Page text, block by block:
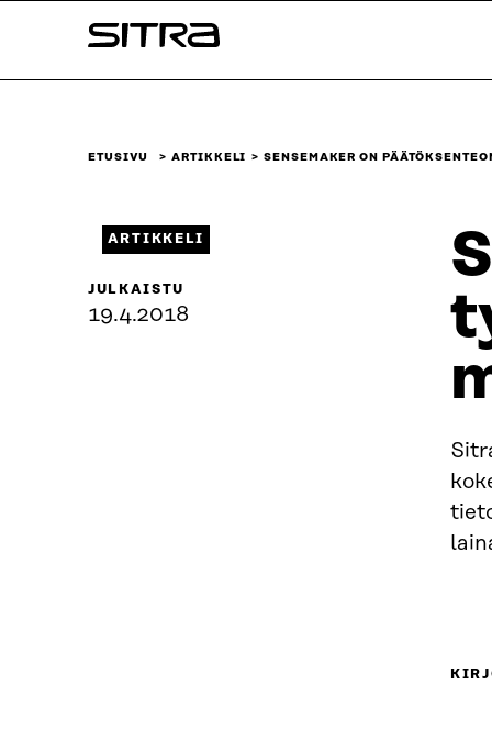
sisältöön
Sitra
ETUSIVU ARTIKKELI SENSEMAKER ON
ARTIKKELI
JULKAISTU
19.4.2018